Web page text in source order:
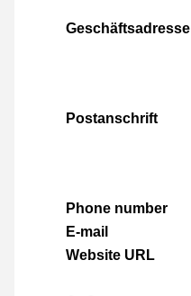
Geschäftsadresse
Postanschrift
Phone number
E-mail
Website URL